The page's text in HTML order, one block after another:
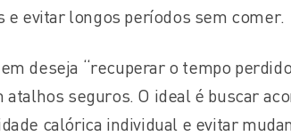
e evitar longos períodos sem comer.
deseja “recuperar o tempo
atalhos seguros. O ideal é buscar
calórica individual e evitar